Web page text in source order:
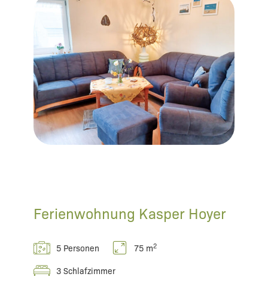
Ferienwohnung Kasper Hoyer
5 Personen 75 m2
3 Schlafzimmer